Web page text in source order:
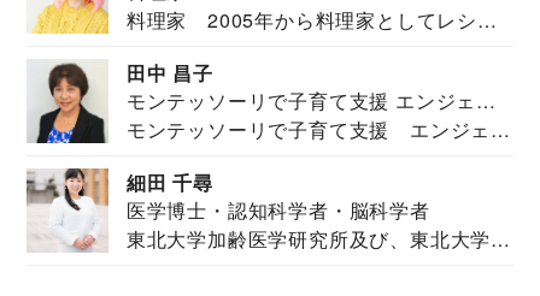
料理家 2005年から料理家としてレシピ
田中 昌子
モンテッソーリで子育て支援 エンジェル
ズハウス研究所所長
モンテッソーリで子育て支援 エンジェル
細田 千尋
医学博士・認知科学者・脳科学者
東北大学加齢医学研究所及び、東北大学大